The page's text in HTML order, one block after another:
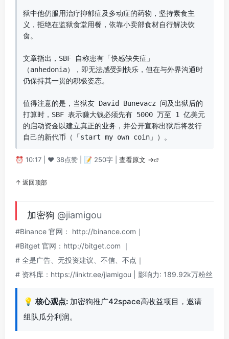
狱中他仍服用治疗抑郁症及多动症的药物，坚持素食主
义，拒绝在监狱食堂用餐，依靠小卖部食材自行解决饮
食。
文章指出，SBF 自称患有「快感缺失症」
（anhedonia），即无法感受到快乐，但在与外界沟通时
仍保持其一贯的积极姿态。
值得注意的是，当狱友 David Bunevacz 问及出狱后的
打算时，SBF 表示赚大钱必须先有 5000 万至 1 亿美元
的启动资金以建立真正的业务，并公开宣称出狱后将发行
自己的新代币（「start my own coin」）。
⏰ 10:17 | ❤️ 38点赞 | 📝 250字 | 查看原文 →
↑ 返回顶部
加密狗 @jiamigou
#Binance 官网： http://binance.com｜
#Bitget 官网：http://bitget.com ｜
# 全是广告、无投资建议、不信、不点｜
# 资料库：https://linktr.ee/jiamigou | 影响力: 189.92k万粉丝
💡 核心观点: 加密狗推广42space高收益项目，邀请
组队瓜分利润。